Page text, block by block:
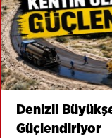
Denizli
Güçlendiriyor